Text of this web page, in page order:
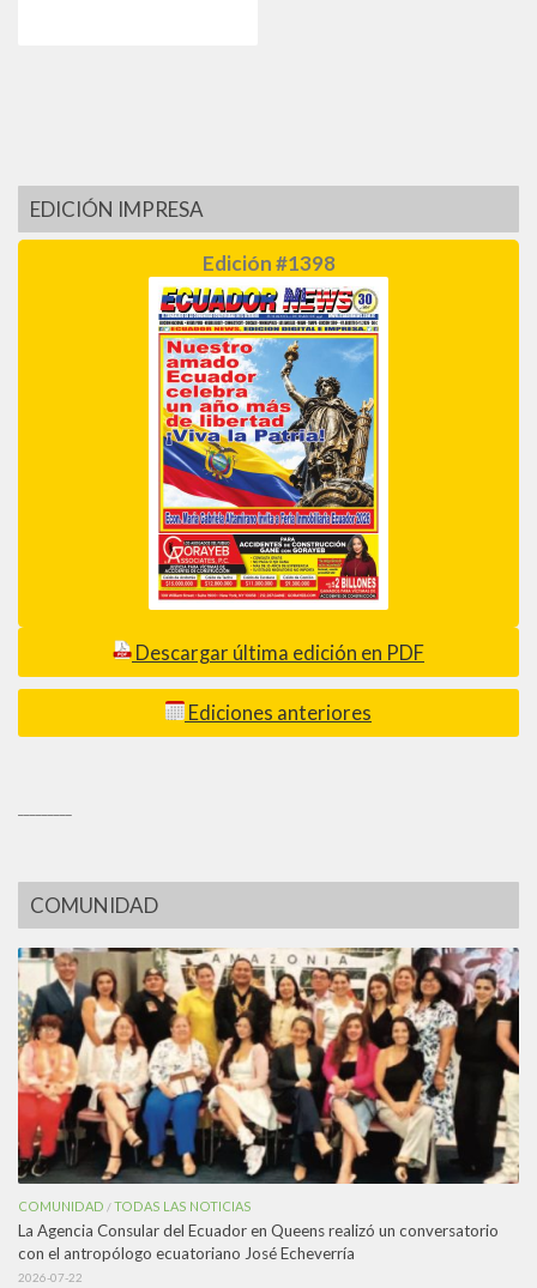
EDICIÓN IMPRESA
Edición #1398
Descargar última edición en PDF
Ediciones anteriores
COMUNIDAD
COMUNIDAD /TODAS LAS NOTICIAS
La Agencia Consular del Ecuador en Queens realizó un conversatorio
con el antropólogo ecuatoriano José Echeverría
2026-07-22